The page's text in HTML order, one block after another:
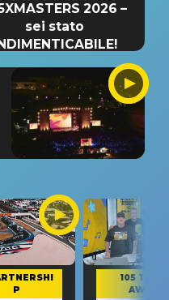
2026 –
sei stato
P
105 TAKE
AWAY